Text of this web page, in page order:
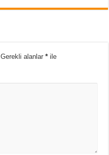
Gerekli alanlar* ile